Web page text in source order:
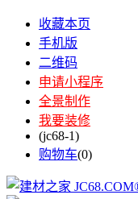
收藏本页
手机版
二维码
申请小程序
全景制作
我要装修
(jc68-1)
购物车(0)